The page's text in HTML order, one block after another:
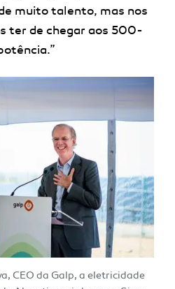
muito talento, mas nos
ter de chegar aos 500-
CEO da Galp, a eletricidade